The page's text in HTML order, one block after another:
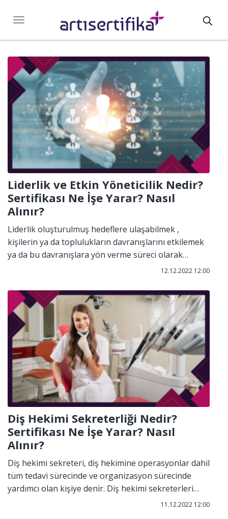
Toggle
Liderlik ve Etkin Yöneticilik Nedir?
Sertifikası Ne İşe Yarar? Nasıl
Alınır?
Liderlik oluşturulmuş hedeflere ulaşabilmek ,
kişilerin ya da toplulukların davranışlarını etkilemek
ya da bu davranışlara yön verme süreci olarak
adlandırılmaktadır. Lider önünde bulunduğu çevreye
12.12.2022 12:00
Diş Hekimi Sekreterliği Nedir?
Sertifikası Ne İşe Yarar? Nasıl
Alınır?
Diş hekimi sekreteri, diş hekimine operasyonlar dahil
tüm tedavi sürecinde ve organizasyon sürecinde
yardımcı olan kişiye denir. Diş hekimi sekreterleri
mesleğin tıbbi bütün gereklilik ve ihtiyaçlarını11.12.2022 12:00